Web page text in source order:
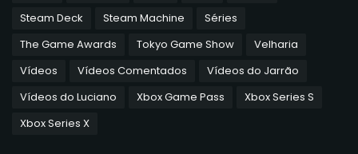
Steam Deck
Steam Machine
Séries
The Game Awards
Tokyo Game Show
Velharia
Vídeos
Vídeos Comentados
Vídeos do Jarrão
Vídeos do Luciano
Xbox Game Pass
Xbox Series S
Xbox Series X